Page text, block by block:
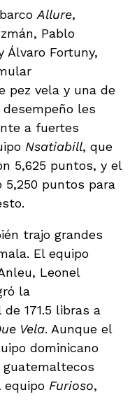
Allure,
Pablo
Álvaro Fortuny,
pez vela y una de
les
a fuertes
Nsatiabill, que
5,625 puntos, y el
5,250 puntos para
trajo grandes
El equipo
Leonel
la
171.5 libras a
Vela. Aunque el
dominicano
guatemaltecos
equipo Furioso,